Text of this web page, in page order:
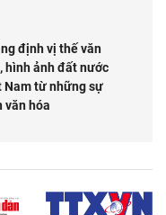
định vị thế văn
hình ảnh đất nước
Nam từ những sự
văn hóa